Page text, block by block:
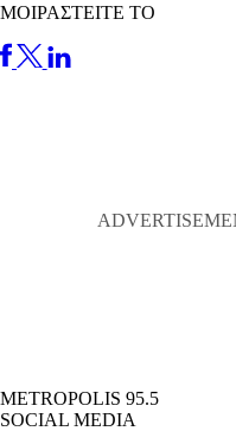
ΜΟΙΡΑΣΤΕΙΤΕ ΤΟ
METROPOLIS 95.5
SOCIAL MEDIA